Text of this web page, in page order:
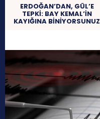
ERDOĞAN’DAN, GÜL’E
TEPKİ: BAY KEMAL’İN
KAYIĞINA BİNİYORSUNUZ